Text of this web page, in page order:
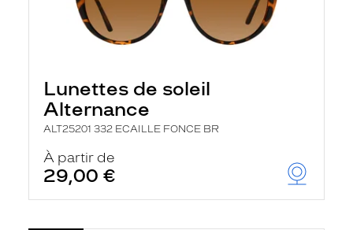
Lunettes de soleil
Alternance
ALT25201 332 ECAILLE FONCE BR
À partir de
29,00 €